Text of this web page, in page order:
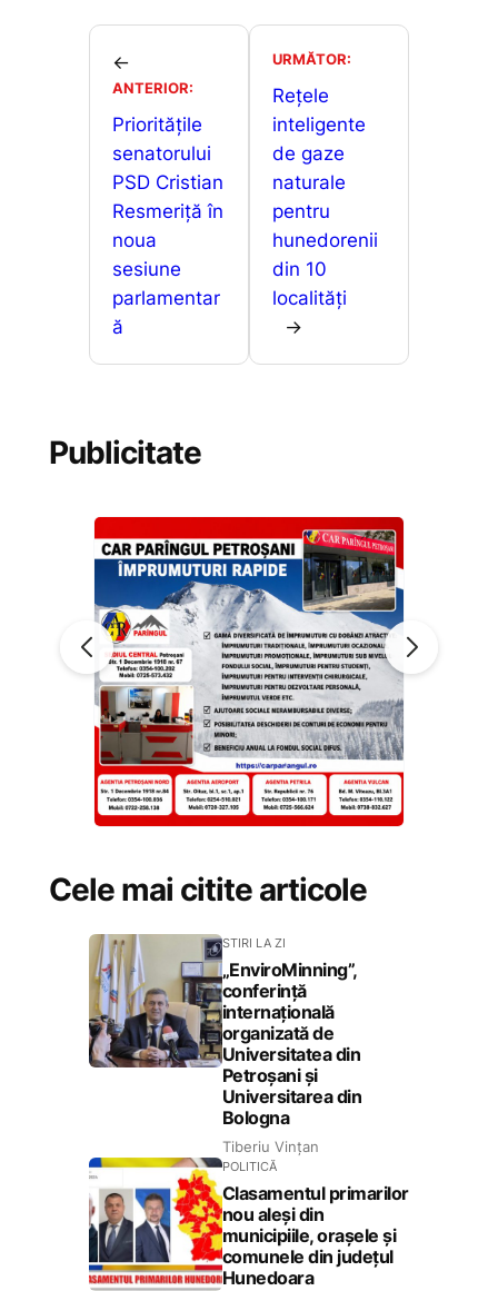
e
o
o
k
l
s
A
p
p
s
e
g
ta
a
z
ă
←
ANTERIOR:
Prioritățile
senatorului
PSD Cristian
Resmeriță în
noua
sesiune
parlamentar
ă
URMĂTOR:
Rețele
inteligente
de gaze
naturale
pentru
hunedorenii
din 10
localități
→
Publicitate
Cele mai citite articole
STIRI LA ZI
„EnviroMinning”,
conferință
internațională
organizată de
Universitatea din
Petroșani și
Universitarea din
Bologna
Tiberiu Vințan
POLITICĂ
Clasamentul primarilor
nou aleși din
municipiile, orașele și
comunele din județul
Hunedoara